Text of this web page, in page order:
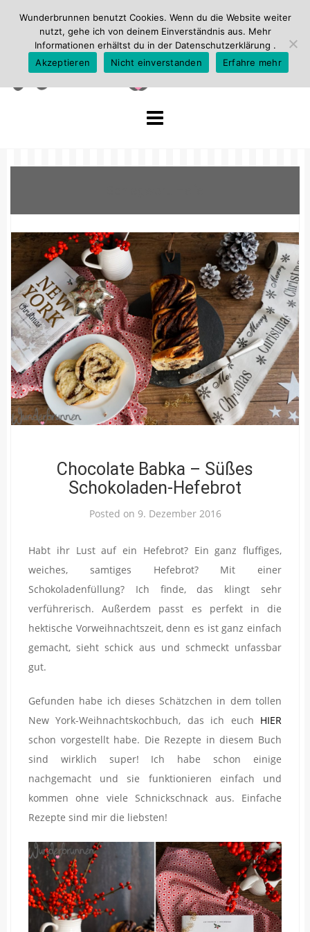
Chocolate Babka – Süßes
Schokoladen-Hefebrot
Posted on 9. Dezember 2016
Habt ihr Lust auf ein Hefebrot? Ein ganz fluffiges,
weiches, samtiges Hefebrot? Mit einer
Schokoladenfüllung? Ich finde, das klingt sehr
verführerisch. Außerdem passt es perfekt in die
hektische Vorweihnachtszeit, denn es ist ganz einfach
gemacht, sieht schick aus und schmeckt unfassbar
gut.
Gefunden habe ich dieses Schätzchen in dem tollen
New York-Weihnachtskochbuch, das ich euch HIER
schon vorgestellt habe. Die Rezepte in diesem Buch
sind wirklich super! Ich habe schon einige
nachgemacht und sie funktionieren einfach und
kommen ohne viele Schnickschnack aus. Einfache
Rezepte sind mir die liebsten!
Wunderbrunnen benutzt Cookies. Wenn du die Website weiter
nutzt, gehe ich von deinem Einverständnis aus. Mehr
Informationen erhältst du in der Datenschutzerklärung .
Akzeptieren
Nicht einverstanden Erfahre mehr